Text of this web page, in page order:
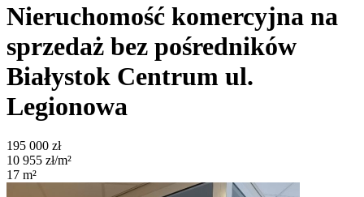
Nieruchomość komercyjna na
sprzedaż bez pośredników
Białystok Centrum ul.
Legionowa
195 000 zł
10 955 zł/m²
17 m²